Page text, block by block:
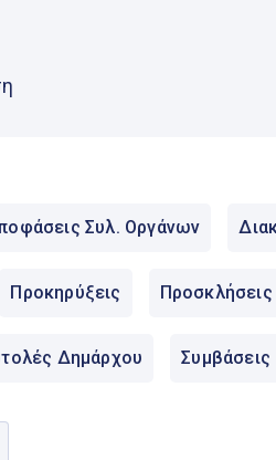
Συλ. Οργάνων
Προκηρύξεις
Δημάρχου Συμβάσεις